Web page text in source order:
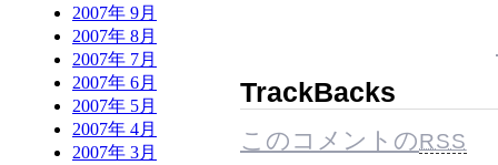
2007年 9月
2007年 8月
2007年 7月
2007年 6月
2007年 5月
2007年 4月
2007年 3月
TrackBacks
このコメントのRSS